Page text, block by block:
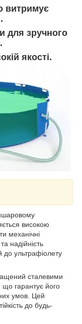
витримує
для зручного
якості.
високою
механічні
надійність
до ультрафіолету
сталевими
що гарантує його
умов. Цей
до будь-